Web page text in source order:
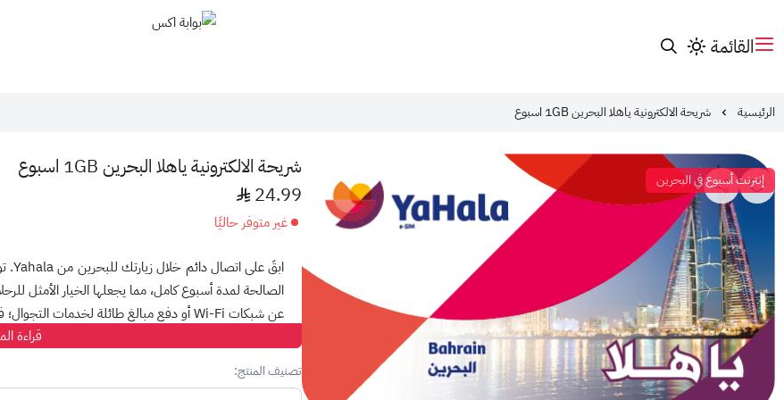
القائمة
الرئيسية شريحة الالكترونية ياهلا البحرين 1GB اسبوع
إنترنت أسبوع في البحرين
شريحة الالكترونية ياهلا البحرين 1GB اسبوع
24.99
غير متوفر حاليًا
ابقَ على اتصال دائم خلال زيارتك للبحرين منYahala
.
الصالحة لمدةأسبوع كامل، مما يجعلها الخيار الأمثل
عن شبكات Wi-Fi أو دفع مبالغ طائلة لخدمات التجوال؛ فمع Yahala، الإنترنت معك أينما كنت.
سرعة فائقة:دعم كامل لشبكات [5G/4G/3G/LTE] لتصفح سلس.
قراءة
تصنيف المنتج: